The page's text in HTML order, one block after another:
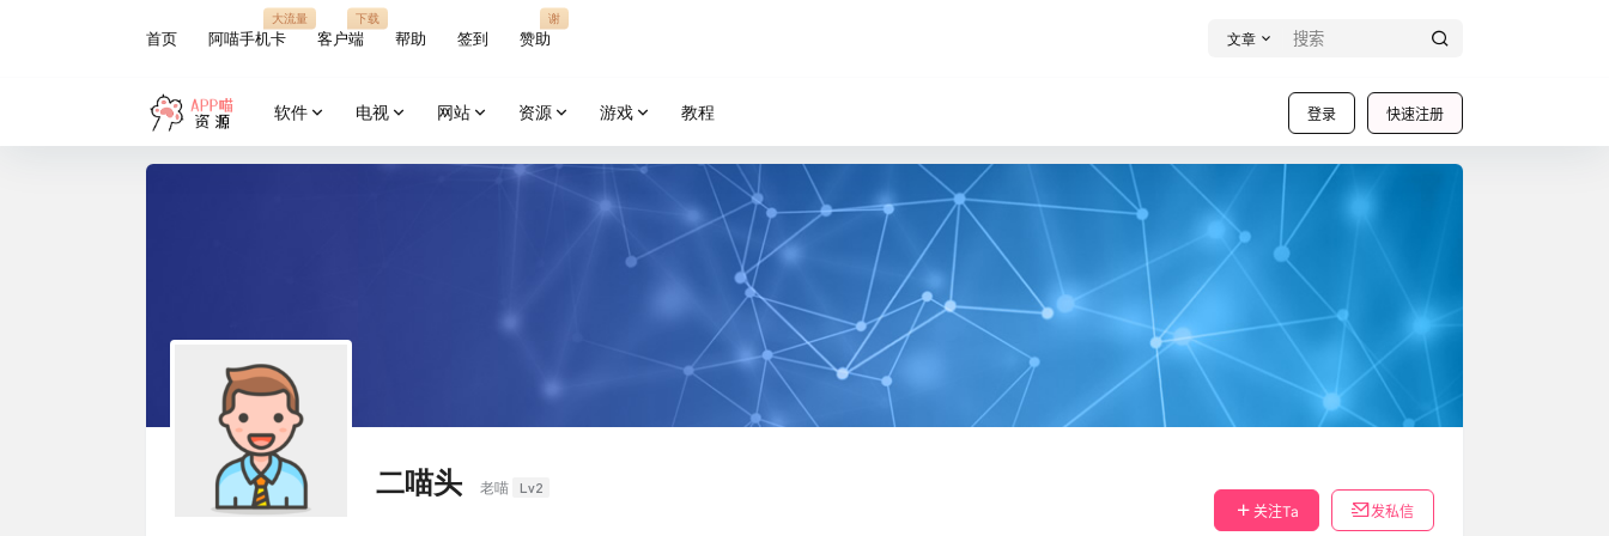
首页 阿喵手机卡
大流量
客户端
下载
帮助 签到 赞助
谢
文章
登录 快速注册
软件 电视 网站 资源 游戏 教程
二喵头 老喵
Lv2
关注Ta
发私信